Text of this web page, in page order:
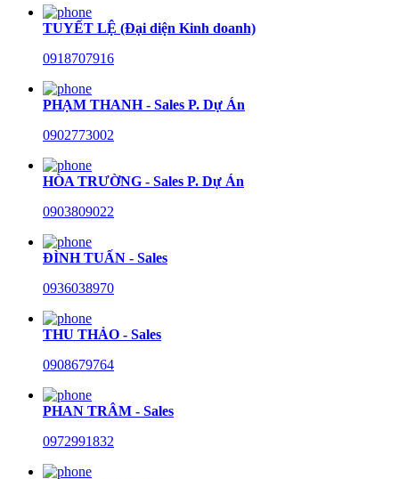
TUYẾT LỆ (Đại diện Kinh doanh)
0918707916
PHẠM THANH - Sales P. Dự Án
0902773002
HÒA TRƯỜNG - Sales P. Dự Án
0903809022
ĐÌNH TUẤN - Sales
0936038970
THU THẢO - Sales
0908679764
PHAN TRÂM - Sales
0972991832